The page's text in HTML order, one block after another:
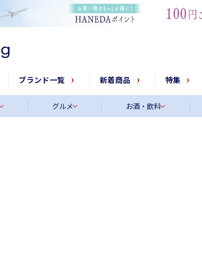
ブランド一覧 新着商品 特集
グルメ お酒・飲料